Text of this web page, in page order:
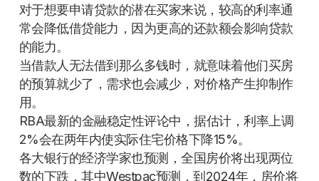
对于想要申请贷款的潜在买家来说，较高的利率通
常会降低借贷能力，因为更高的还款额会影响贷款
的能力。
当借款人无法借到那么多钱时，就意味着他们买房
的预算就少了，需求也会减少，对价格产生抑制作
用。
RBA最新的金融稳定性评论中，据估计，利率上调
2%会在两年内使实际住宅价格下降15%。
各大银行的经济学家也预测，全国房价将出现两位
数的下跌，其中Westpac预测，到2024年，房价将